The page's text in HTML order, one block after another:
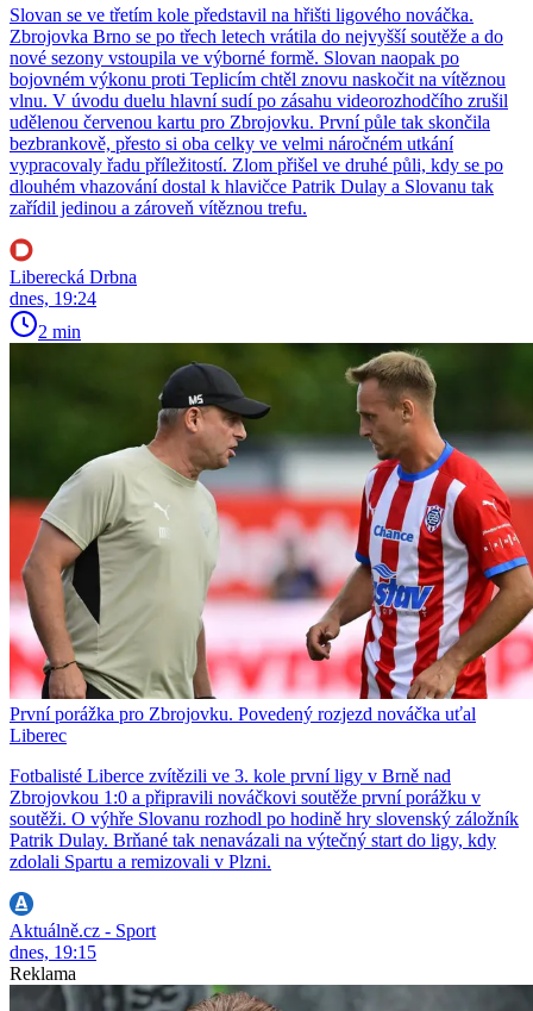
Slovan se ve třetím kole představil na hřišti ligového nováčka.
Zbrojovka Brno se po třech letech vrátila do nejvyšší soutěže a do
nové sezony vstoupila ve výborné formě. Slovan naopak po
bojovném výkonu proti Teplicím chtěl znovu naskočit na vítěznou
vlnu. V úvodu duelu hlavní sudí po zásahu videorozhodčího zrušil
udělenou červenou kartu pro Zbrojovku. První půle tak skončila
bezbrankově, přesto si oba celky ve velmi náročném utkání
vypracovaly řadu příležitostí. Zlom přišel ve druhé půli, kdy se po
dlouhém vhazování dostal k hlavičce Patrik Dulay a Slovanu tak
zařídil jedinou a zároveň vítěznou trefu.
Liberecká Drbna
dnes, 19:24
2 min
První porážka pro Zbrojovku. Povedený rozjezd nováčka uťal
Liberec
Fotbalisté Liberce zvítězili ve 3. kole první ligy v Brně nad
Zbrojovkou 1:0 a připravili nováčkovi soutěže první porážku v
soutěži. O výhře Slovanu rozhodl po hodině hry slovenský záložník
Patrik Dulay. Brňané tak nenavázali na výtečný start do ligy, kdy
zdolali Spartu a remizovali v Plzni.
Aktuálně.cz - Sport
dnes, 19:15
Reklama